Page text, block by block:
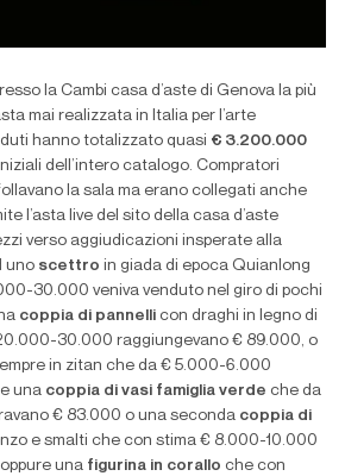
la Cambi casa d’aste di Genova la più
mai realizzata in Italia per l’arte
hanno totalizzato quasi € 3.200.000
dell’intero catalogo. Compratori
la sala ma erano collegati anche
l’asta live del sito della casa d’aste
verso aggiudicazioni insperate alla
uno scettro in giada di epoca Quianlong
30.000 veniva venduto nel giro di pochi
coppia di pannelli con draghi in legno di
30.000 raggiungevano € 89.000, o
in zitan che da € 5.000-6.000
una coppia di vasi famiglia verde che da
€ 83.000 o una seconda coppia di
e smalti che con stima € 8.000-10.000
una figurina in corallo che con